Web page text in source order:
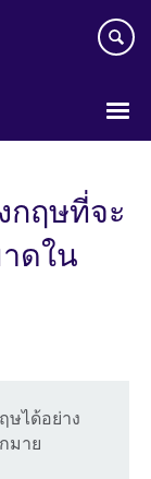
กฤษที่จะ
ดใน
ษได้อย่าง
มาย